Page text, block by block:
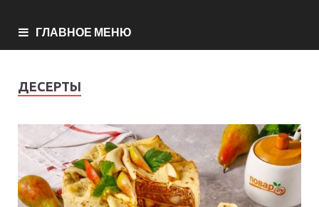
ГЛАВНОЕ МЕНЮ
ДЕСЕРТЫ